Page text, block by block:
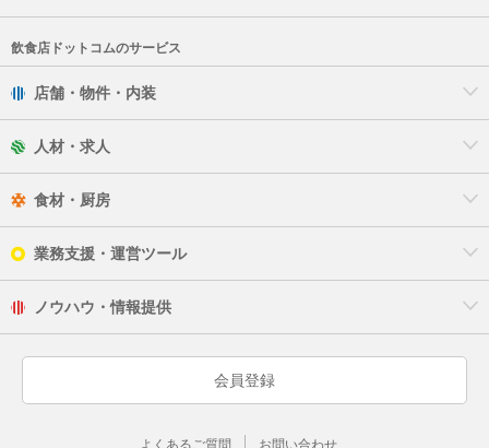
飲食店ドットコムのサービス
店舗・物件・内装
人材・求人
食材・厨房
業務支援・運営ツール
ノウハウ・情報提供
会員登録
よくあるご質問 お問い合わせ